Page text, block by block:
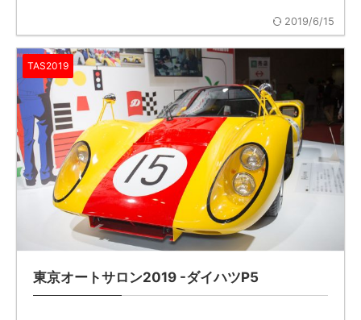
2019/6/15
TAS2019
東京オートサロン2019 -ダイハツP5